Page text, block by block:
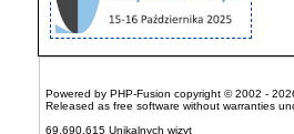
Powered by PHP-Fusion copyright © 2002 -
Released as free software without warranties
69,690,615 Unikalnych wizyt